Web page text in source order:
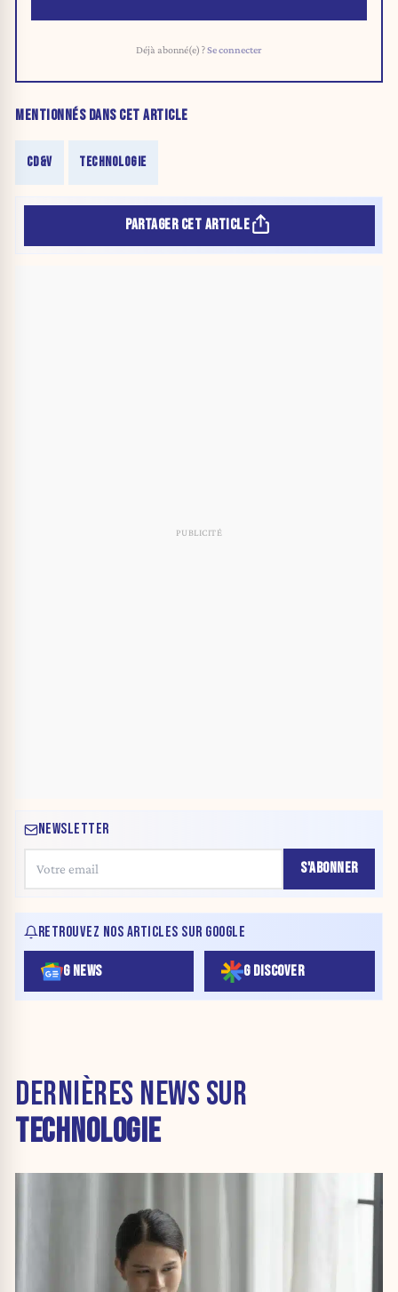
Déjà abonné(e) ?Se connecter
MENTIONNÉS DANS CET ARTICLE
CD&V TECHNOLOGIE
PARTAGER CET ARTICLE
NEWSLETTER
S'ABONNER
RETROUVEZ NOS ARTICLES SUR GOOGLE
G NEWS G DISCOVER
DERNIÈRES NEWS SUR
TECHNOLOGIE